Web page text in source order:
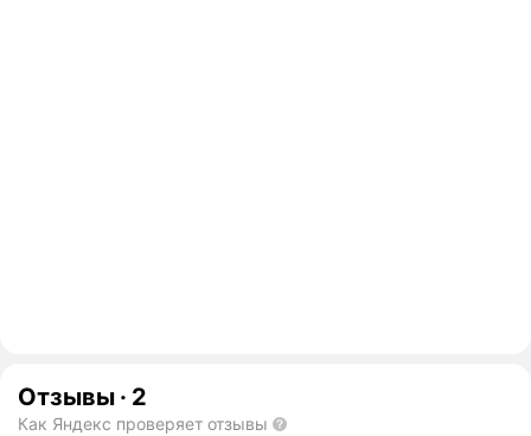
Отзывы · 2
Как Яндекс проверяет отзывы